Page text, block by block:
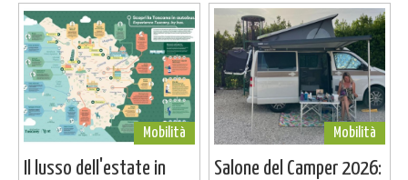
Mobilità
Il lusso dell'estate in
Mobilità
Salone del Camper 2026: